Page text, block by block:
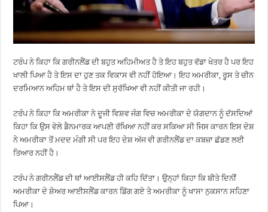
ਟਰੰਪ ਨੇ ਕਿਹਾ ਕਿ ਗਰੀਨਲੈਂਡ ਦੀ ਬਹੁਤ ਅਹਿਮੀਅਤ ਹੈ ਤੇ ਇਹ ਬਹੁਤ ਵੱਡਾ ਖੇਤਰ ਹੈ ਪਰ ਇਹ
ਖਾਲੀ ਪਿਆ ਹੈ ਤੇ ਇਸ ਦਾ ਹੁਣ ਤਕ ਵਿਕਾਸ ਵੀ ਨਹੀਂ ਹੋਇਆ। ਇਹ ਅਮਰੀਕਾ, ਰੂਸ ਤੇ ਚੀਨ
ਦਰਮਿਆਨ ਅਹਿਮ ਥਾਂ ਹੈ ਤੇ ਇਸ ਦੀ ਸੁਰੱਖਿਆ ਵੀ ਨਹੀਂ ਕੀਤੀ ਜਾ ਰਹੀ।
ਟਰੰਪ ਨੇ ਕਿਹਾ ਕਿ ਅਮਰੀਕਾ ਨੇ ਦੂਜੀ ਵਿਸ਼ਵ ਜੰਗ ਵਿਚ ਅਮਰੀਕਾ ਦੇ ਯੋਗਦਾਨ ਨੂੰ ਦੱਸਦਿਆਂ
ਕਿਹਾ ਕਿ ਉਸ ਵੇਲੇ ਡੈਨਮਾਰਕ ਆਪਣੀ ਰੱਖਿਆ ਨਹੀਂ ਕਰ ਸਕਿਆ ਸੀ ਜਿਸ ਕਾਰਨ ਇਸ ਦੇਸ਼
ਨੇ ਅਮਰੀਕਾ ਤੋਂ ਮਦਦ ਮੰਗੀ ਸੀ ਪਰ ਇਹ ਦੇਸ਼ ਅੱਜ ਵੀ ਗਰੀਨਲੈਂਡ ਦਾ ਕਬਜ਼ਾ ਛੱਡਣ ਲਈ
ਤਿਆਰ ਨਹੀਂ ਹੈ।
ਟਰੰਪ ਨੇ ਗਰੀਨਲੈਂਡ ਦੀ ਥਾਂ ਆਈਸਲੈਂਡ ਹੀ ਕਹਿ ਦਿੱਤਾ। ਉਨ੍ਹਾਂ ਕਿਹਾ ਕਿ ਬੀਤੇ ਦਿਨੀਂ
ਅਮਰੀਕਾ ਦੇ ਸ਼ੇਅਰ ਆਈਸਲੈਂਡ ਕਾਰਨ ਡਿੱਗ ਗਏ ਤੇ ਅਮਰੀਕਾ ਨੂੰ ਖਾਸਾ ਨੁਕਸਾਨ ਸਹਿਣਾ
ਪਿਆ।